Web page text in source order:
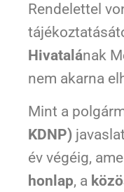
Rendelettel
Hivatalának
nem akarna
Mint a
KDNP)
év végéig,
honlap, a